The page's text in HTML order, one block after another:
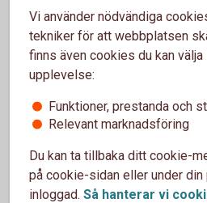
0 kr
Avkastning per år (%)
0 %
Vi använder nödvändiga
tekniker för att webbplatsen
finns även cookies du kan
upplevelse:
Funktioner, prestanda och
Relevant marknadsföring
Du kan ta tillbaka ditt cookie-
på cookie-sidan eller under din
inloggad. Så hanterar vi